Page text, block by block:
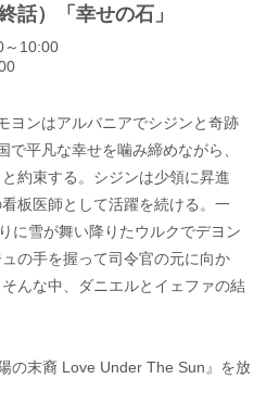
話）「幸せの石」
～10:00
ヨンはアルバニアでシジンと奇跡
平凡な幸せを噛み締めながら、
約束する。シジンは少領に昇進
板医師として活躍を続ける。一
に雪が舞い降りたウルクでデヨン
の手を握って司令官の元に向か
んな中、ダニエルとイェファの結
の末裔 Love Under The Sun』を放